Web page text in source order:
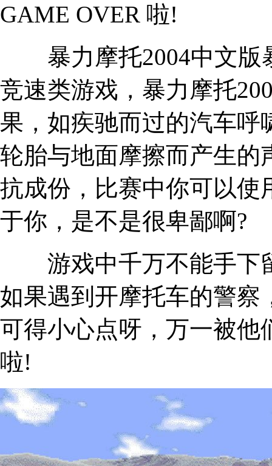
GAME OVER 啦!
暴力摩托2004中文版
竞速类游戏，暴力摩托
果，如疾驰而过的汽车呼
轮胎与地面摩擦而产生的
抗成份，比赛中你可以使
于你，是不是很卑鄙啊?
游戏中千万不能手下
如果遇到开摩托车的警察
可得小心点呀，万一被他
啦!